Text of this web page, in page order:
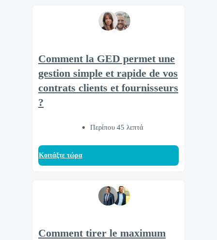
Comment la GED permet une
gestion simple et rapide de vos
contrats clients et fournisseurs
?
Περίπου 45 λεπτά
Κοιτάξτε τώρα
Comment tirer le maximum